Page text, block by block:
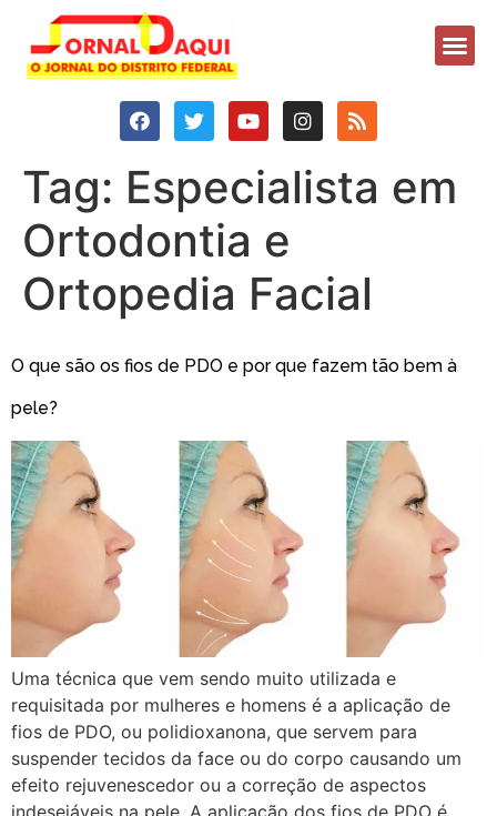
Tag: Especialista em
Ortodontia e
Ortopedia Facial
O que são os fios de PDO e por que fazem tão bem à
pele?
Uma técnica que vem sendo muito utilizada e
requisitada por mulheres e homens é a aplicação de
fios de PDO, ou polidioxanona, que servem para
suspender tecidos da face ou do corpo causando um
efeito rejuvenescedor ou a correção de aspectos
indesejáveis na pele. A aplicação dos fios de PDO é